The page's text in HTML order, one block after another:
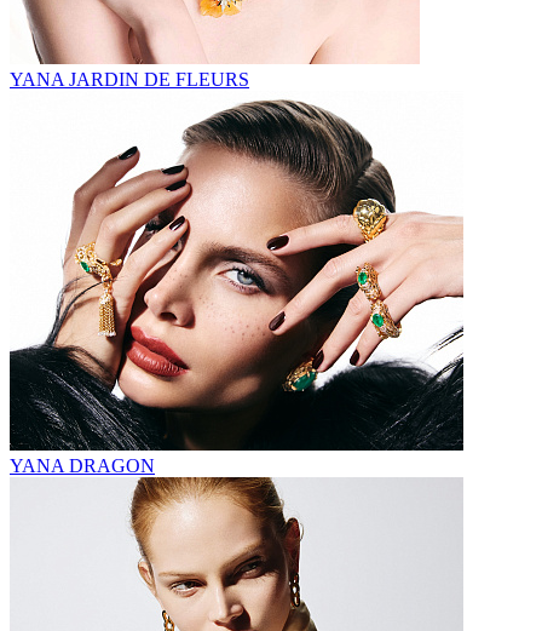
YANA JARDIN DE FLEURS
YANA DRAGON